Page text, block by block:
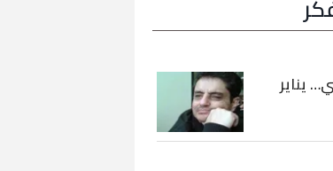
يناير